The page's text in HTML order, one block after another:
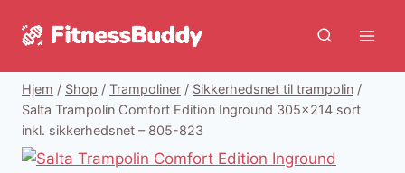
Hjem / Shop / Trampoliner / Sikkerhedsnet til trampolin /
Salta Trampolin Comfort Edition Inground 305×214 sort
inkl. sikkerhedsnet – 805-823